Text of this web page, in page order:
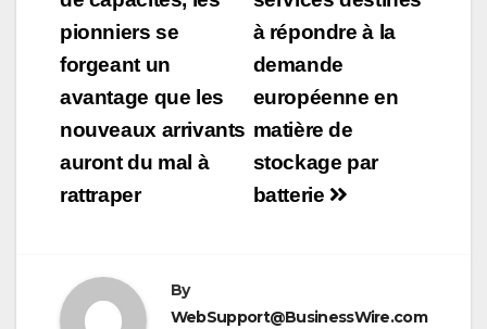
à répondre à la
demande
européenne en
matière de
stockage par
batterie
pionniers se
forgeant un
avantage que les
nouveaux arrivants
auront du mal à
rattraper
By
WebSupport@BusinessWire.com